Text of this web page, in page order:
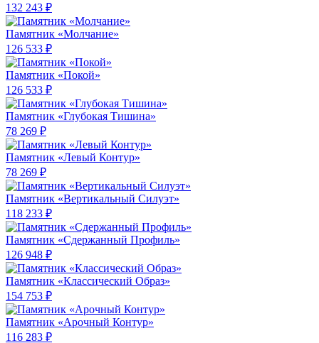
132 243 ₽
Памятник «Молчание»
126 533 ₽
Памятник «Покой»
126 533 ₽
Памятник «Глубокая Тишина»
78 269 ₽
Памятник «Левый Контур»
78 269 ₽
Памятник «Вертикальный Силуэт»
118 233 ₽
Памятник «Сдержанный Профиль»
126 948 ₽
Памятник «Классический Образ»
154 753 ₽
Памятник «Арочный Контур»
116 283 ₽